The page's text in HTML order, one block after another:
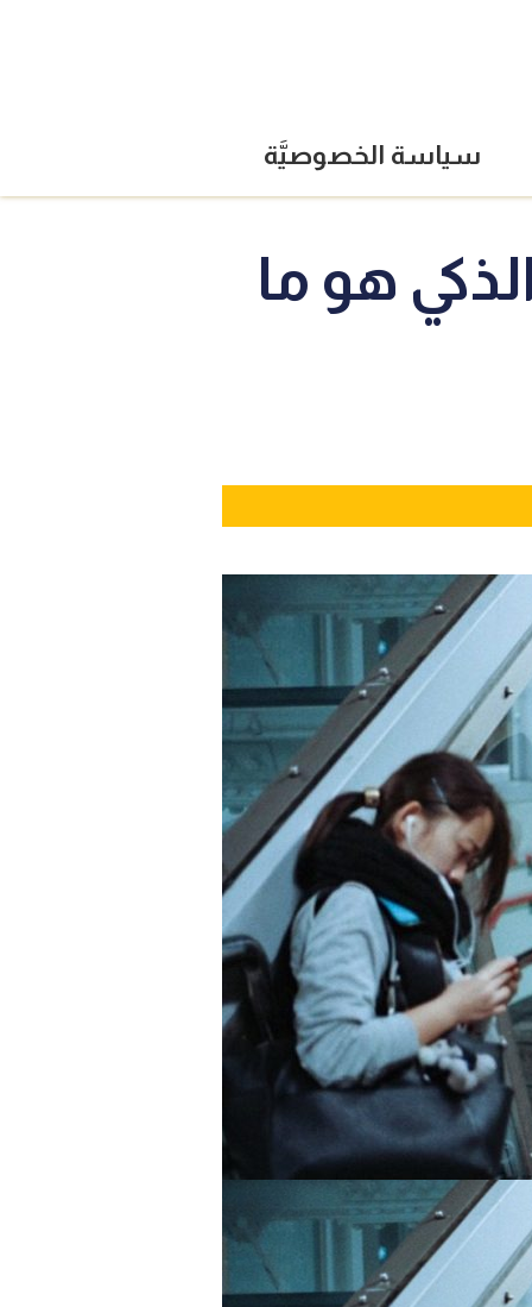
سياسة الخصوصيَّة
هو ما